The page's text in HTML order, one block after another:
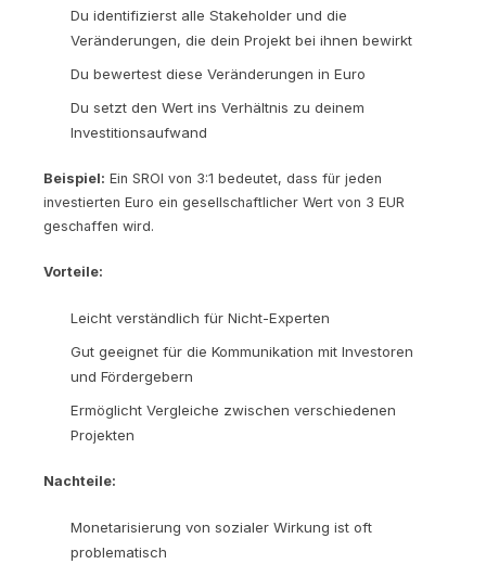
Du identifizierst alle Stakeholder und die
Veränderungen, die dein Projekt bei ihnen bewirkt
Du bewertest diese Veränderungen in Euro
Du setzt den Wert ins Verhältnis zu deinem
Investitionsaufwand
Beispiel: Ein SROI von 3:1 bedeutet, dass für jeden
investierten Euro ein gesellschaftlicher Wert von 3 EUR
geschaffen wird.
Vorteile:
Leicht verständlich für Nicht-Experten
Gut geeignet für die Kommunikation mit Investoren
und Fördergebern
Ermöglicht Vergleiche zwischen verschiedenen
Projekten
Nachteile:
Monetarisierung von sozialer Wirkung ist oft
problematisch